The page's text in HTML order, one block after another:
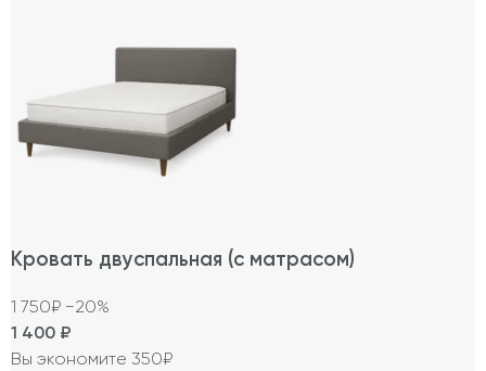
Кровать двуспальная (с матрасом)
1 750₽ −20%
1 400 ₽
Вы экономите 350₽